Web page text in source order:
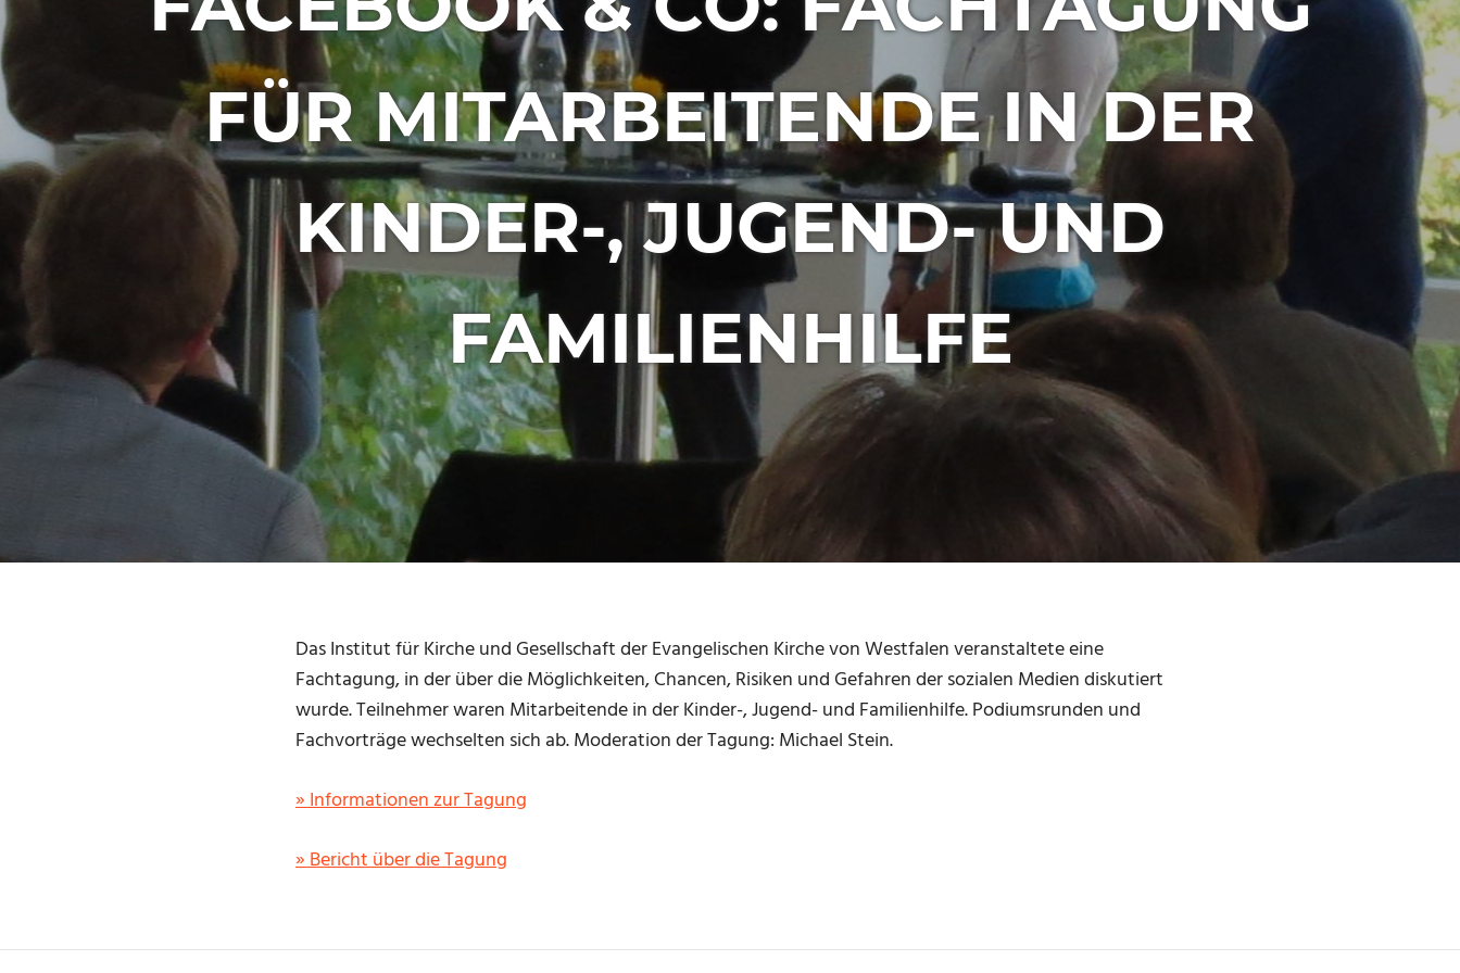
FÜR MITARBEITENDE IN DER
KINDER-, JUGEND- UND
FAMILIENHILFE
Das Institut für Kirche und Gesellschaft der Evangelischen Kirche von Westfalen veranstaltete eine
Fachtagung, in der über die Möglichkeiten, Chancen, Risiken und Gefahren der sozialen Medien diskutiert
wurde. Teilnehmer waren Mitarbeitende in der Kinder-, Jugend- und Familienhilfe. Podiumsrunden und
Fachvorträge wechselten sich ab. Moderation der Tagung: Michael Stein.
» Informationen zur Tagung
» Bericht über die Tagung
MODERATION